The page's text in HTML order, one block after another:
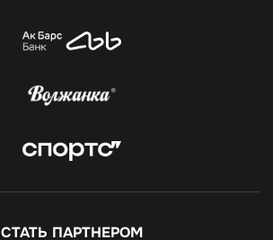
СТАТЬ ПАРТНЕРОМ